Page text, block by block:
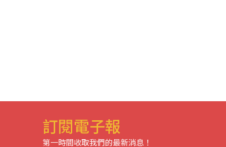
訂閱電子報
第一時間收取我們的最新消息！